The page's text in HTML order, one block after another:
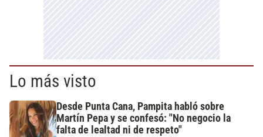
Lo más visto
Desde Punta Cana, Pampita habló sobre
Martín Pepa y se confesó: "No negocio la
falta de lealtad ni de respeto"